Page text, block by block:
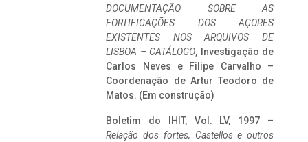
DOCUMENTAÇÃO SOBRE AS
FORTIFICAÇÕES DOS AÇORES
EXISTENTES NOS ARQUIVOS DE
LISBOA – CATÁLOGO, Investigação de
Carlos Neves e Filipe Carvalho –
Coordenação de Artur Teodoro de
Matos. (Em construção)
Boletim do IHIT, Vol. LV, 1997 –
Relação dos fortes, Castellos e outros